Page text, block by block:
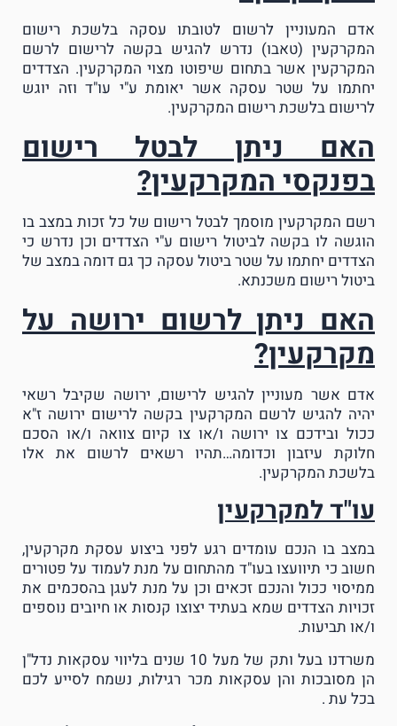
אדם המעוניין לרשום לטובתו עסקה בלשכת רישום
המקרקעין (טאבו) נדרש להגיש בקשה לרישום לרשם
המקרקעין אשר בתחום שיפוטו מצוי המקרקעין. הצדדים
יחתמו על שטר עסקה אשר יאומת ע"י עו"ד וזה יוגש
לרישום בלשכת רישום המקרקעין.
האם ניתן לבטל רישום
בפנקסי המקרקעין?
רשם המקרקעין מוסמך לבטל רישום של כל זכות במצב בו
הוגשה לו בקשה לביטול רישום ע"י הצדדים וכן נדרש כי
הצדדים יחתמו על שטר ביטול עסקה כך גם דומה במצב של
ביטול רישום משכנתא.
האם ניתן לרשום ירושה על
מקרקעין?
אדם אשר מעוניין להגיש לרישום, ירושה שקיבל רשאי
יהיה להגיש לרשם המקרקעין בקשה לרישום ירושה ז"א
ככול ובידכם צו ירושה ו/או צו קיום צוואה ו/או הסכם
חלוקת עיזבון וכדומה…תהיו רשאים לרשום את אלו
בלשכת המקרקעין.
עו"ד למקרקעין
במצב בו הנכם עומדים רגע לפני ביצוע עסקת מקרקעין,
חשוב כי תיוועצו בעו"ד מהתחום על מנת לעמוד על פטורים
ממיסוי ככול והנכם זכאים וכן על מנת לעגן בהסכמים את
זכויות הצדדים שמא בעתיד יצוצו קנסות או חיובים נוספים
ו/או תביעות.
משרדנו בעל ותק של מעל 10 שנים בליווי עסקאות נדל"ן
הן מסובכות והן עסקאות מכר רגילות, נשמח לסייע לכם
בכל עת .